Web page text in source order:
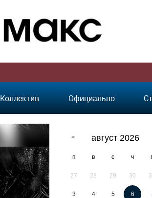
Коллектив Официально
август 2026
п в с ч
27 28 29 30
3 4 5 6